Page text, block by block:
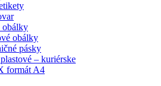
obálky
obálky
pásky
– kuriérske
formát A4